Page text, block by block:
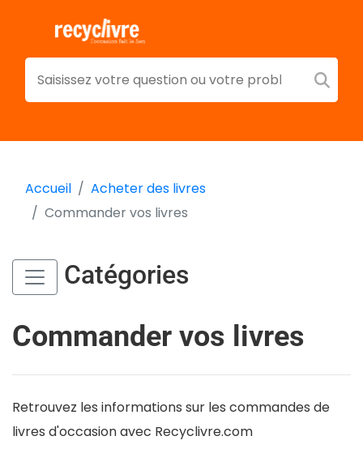
Accueil
Acheter des livres
Commander vos livres
Catégories
Commander vos livres
Retrouvez les informations sur les commandes de
livres d'occasion avec Recyclivre.com